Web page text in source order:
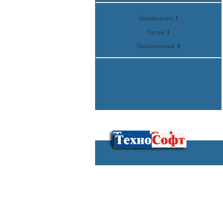
Онлайн всего: 1
Гостей: 1
Пользователей: 0